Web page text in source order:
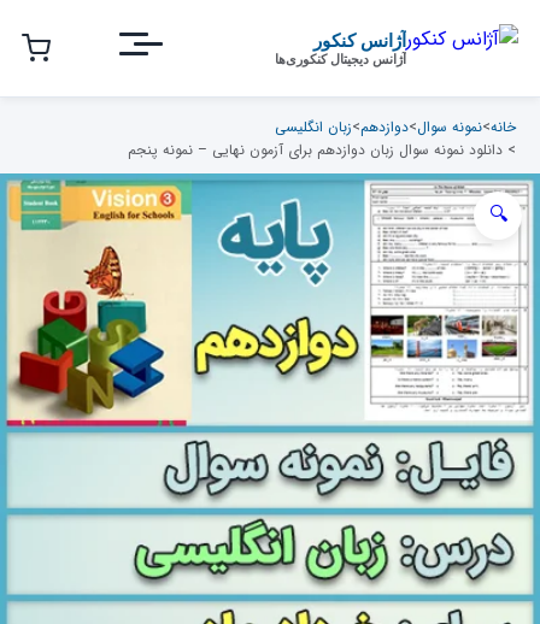
اصلی
آژانس کنکور
آژانس دیجیتال کنکوری‌ها
خانه>نمونه سوال>دوازدهم>زبان انگلیسی
> دانلود نمونه سوال زبان دوازدهم برای آزمون نهایی – نمونه پنجم